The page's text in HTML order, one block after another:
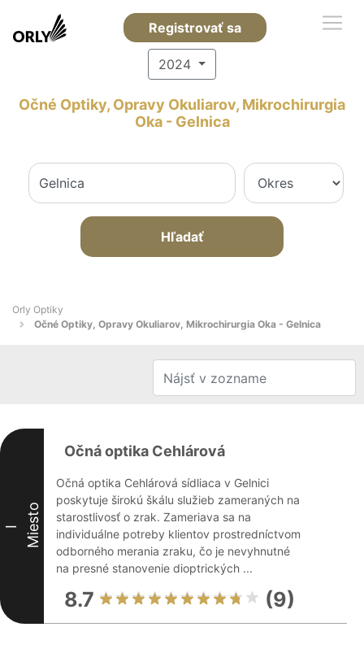
Registrovať sa
2024
Očné Optiky, Opravy Okuliarov, Mikrochirurgia
Oka - Gelnica
Hľadať
Orly Optiky
Očné Optiky, Opravy Okuliarov, Mikrochirurgia Oka - Gelnica
I Miesto
Očná optika Cehlárová
Očná optika Cehlárová sídliaca v Gelnici
poskytuje širokú škálu služieb zameraných na
starostlivosť o zrak. Zameriava sa na
individuálne potreby klientov prostredníctvom
odborného merania zraku, čo je nevyhnutné
na presné stanovenie dioptrických ...
8.7 (9)